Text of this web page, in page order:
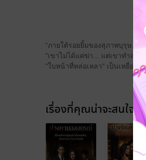
“ภายใต้รอยยิ้มของสุภาพบุรุษ... มี
​"เขาไม่ได้แค่ฆ่า... แต่เขาทำลาย
"ใบหน้าที่หล่อเหลา" เป็นเหยื่อล่
เรื่องที่คุณน่าจะสนใจ